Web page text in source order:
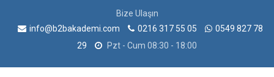
Bize Ulaşın
info@b2bakademi.com
0216 317 55 05
0549 827 78
29
Pzt - Cum 08:30 - 18:00